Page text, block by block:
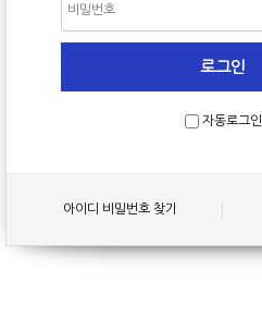
자동로그인
아이디 비밀번호 찾기